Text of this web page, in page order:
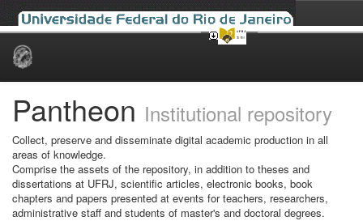
Skip
Pantheon Institutional repository
Collect, preserve and disseminate digital academic production in all
areas of knowledge.
Comprise the assets of the repository, in addition to theses and
dissertations at UFRJ, scientific articles, electronic books, book
chapters and papers presented at events for teachers, researchers,
administrative staff and students of master's and doctoral degrees.